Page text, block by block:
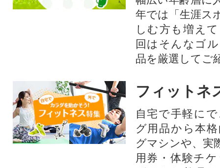
年では「生涯ス
しむ方も増え
回はそんなゴ
品を厳選してご
フィットネ
自宅で手軽に
グ用品から本
グマシンや、実
用券・体験チ